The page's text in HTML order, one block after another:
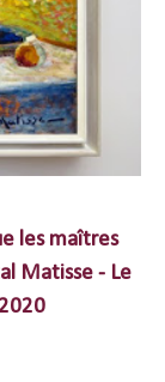
les maîtres
Matisse - Le